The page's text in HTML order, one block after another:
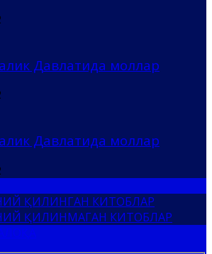
Давлатида моллар
Давлатида моллар
ҚИЛИНГАН КИТОБЛАР
ҚИЛИНМАГАН КИТОБЛАР